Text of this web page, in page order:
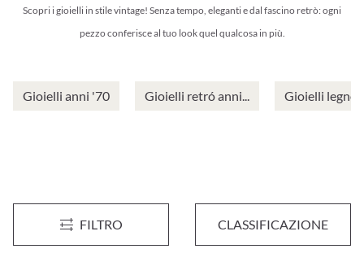
Scopri i gioielli in stile vintage! Senza tempo, eleganti e dal fascino retrò: ogni
pezzo conferisce al tuo look quel qualcosa in più.
Gioielli anni '70 Gioielli retró anni... Gioielli legno
FILTRO CLASSIFICAZIONE
Anello - Classic Pearl Orecchini - Bluish Circle
6,95 €*